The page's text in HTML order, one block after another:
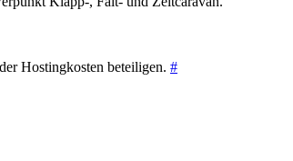
Hostingkosten beteiligen. #